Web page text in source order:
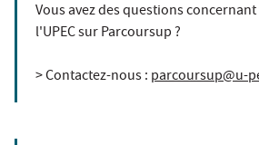
Vous avez des questions
l'UPEC sur Parcoursup ?
> Contactez-nous : parcoursup@u-